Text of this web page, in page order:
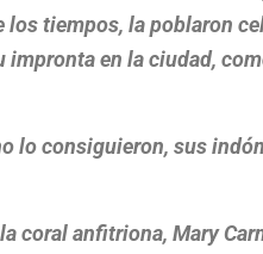
los tiempos, la poblaron
en la ciudad,
lo consiguieron, sus
coral anfitriona, Mary